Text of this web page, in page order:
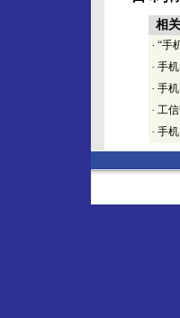
相
· “手
· 手
· 手
· 工
· 手